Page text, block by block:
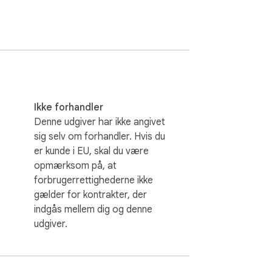
Ikke forhandler
Denne udgiver har ikke angivet
sig selv om forhandler. Hvis du
er kunde i EU, skal du være
opmærksom på, at
forbrugerrettighederne ikke
gælder for kontrakter, der
indgås mellem dig og denne
udgiver.